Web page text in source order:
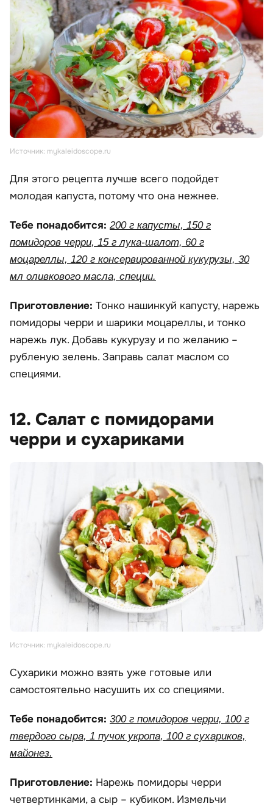
Источник: mykaleidoscope.ru
Для этого рецепта лучше всего подойдет
молодая капуста, потому что она нежнее.
Тебе понадобится: 200 г капусты, 150 г
помидоров черри, 15 г лука-шалот, 60 г
моцареллы, 120 г консервированной кукурузы, 30
мл оливкового масла, специи.
Приготовление: Тонко нашинкуй капусту, нарежь
помидоры черри и шарики моцареллы, и тонко
нарежь лук. Добавь кукурузу и по желанию –
рубленую зелень. Заправь салат маслом со
специями.
12. Салат с помидорами
черри и сухариками
Источник: mykaleidoscope.ru
Сухарики можно взять уже готовые или
самостоятельно насушить их со специями.
Тебе понадобится: 300 г помидоров черри, 100 г
твердого сыра, 1 пучок укропа, 100 г сухариков,
майонез.
Приготовление: Нарежь помидоры черри
четвертинками, а сыр – кубиком. Измельчи